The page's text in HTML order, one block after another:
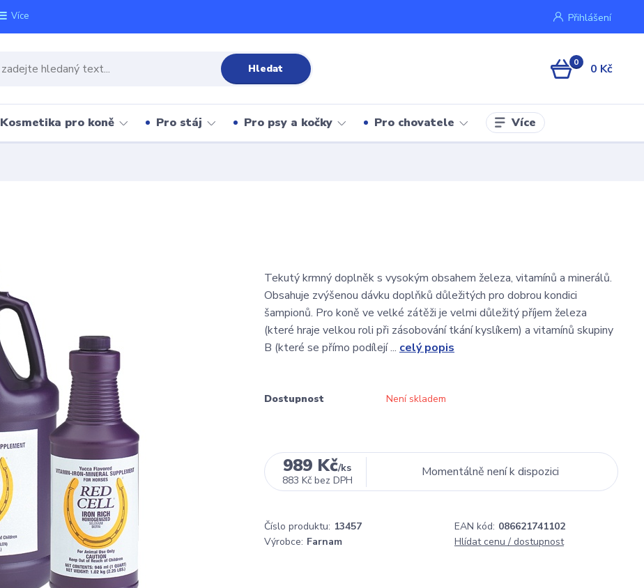
Více Přihlášení
Hledat 0 0 Kč
Kosmetika pro koně Pro stáj Pro psy a kočky Pro chovatele Více
Tekutý krmný doplněk s vysokým obsahem železa, vitamínů a minerálů.
Obsahuje zvýšenou dávku doplňků důležitých pro dobrou kondici
šampionů. Pro koně ve velké zátěži je velmi důležitý příjem železa
(které hraje velkou roli při zásobování tkání kyslíkem) a vitamínů skupiny
B (které se přímo podílejí ... celý popis
Dostupnost Není skladem
989 Kč/ks
883 Kč bez DPH
Momentálně není k dispozici
Číslo produktu: 13457 EAN kód: 086621741102
Výrobce: Farnam Hlídat cenu / dostupnost